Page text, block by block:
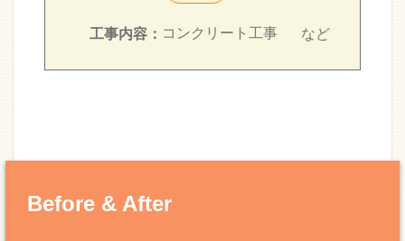
工事内容： コンクリート工事 など
Before & After